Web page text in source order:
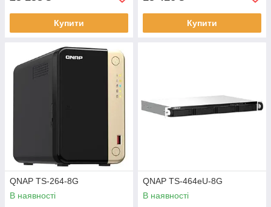
Купити Купити
QNAP TS-264-8G
В наявності
QNAP TS-464eU-8G
В наявності